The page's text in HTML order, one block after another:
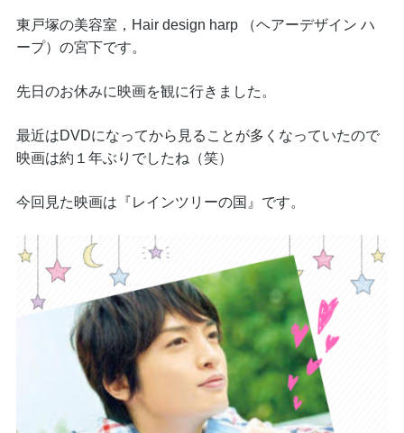
東戸塚の美容室，Hair design harp （ヘアーデザイン ハ
ープ）の宮下です。
先日のお休みに映画を観に行きました。
最近はDVDになってから見ることが多くなっていたので
映画は約１年ぶりでしたね（笑）
今回見た映画は『レインツリーの国』です。